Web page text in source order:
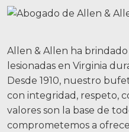
Allen & Allen ha brindado
lesionadas en Virginia
Desde 1910, nuestro
con integridad, respeto,
valores son la base de
comprometemos a